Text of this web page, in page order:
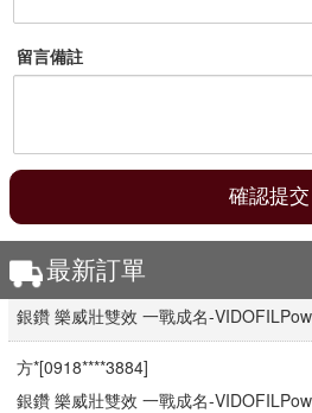
留言備註
最新訂單
李*[0946****6567]
銀鑽 樂威壯雙效 一戰成名-
方*[0918****3884]
銀鑽 樂威壯雙效 一戰成名-